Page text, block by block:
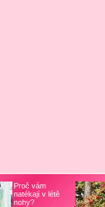
Proč vám
natékají v létě
nohy?